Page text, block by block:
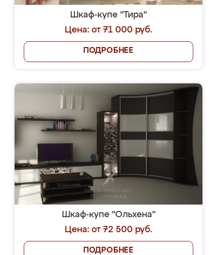
Шкаф-купе "Тира"
Цена: от 71 000 руб.
ПОДРОБНЕЕ
Шкаф-купе "Ольхена"
Цена: от 72 500 руб.
ПОДРОБНЕЕ